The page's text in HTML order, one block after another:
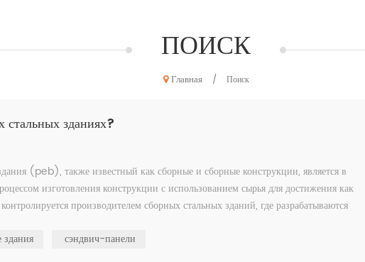
ПОИСК
Главная / Поиск
зданиях?
(peb), также известный как сборные и сборные конструкции, является в
изготовления конструкции с использованием сырья для достижения как
производителем сборных стальных зданий, где разрабатываются
здания сэндвич-панели